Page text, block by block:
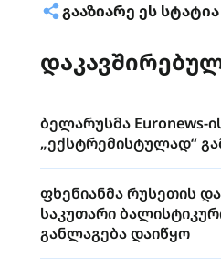
ᲒᲐᲐᲖᲘᲐᲠᲔ ᲔᲡ ᲡᲢᲐᲢᲘᲐ
ბელარუსმა Euronews-
„ექსტრემისტულად“
ფხენიანმა რუსეთის
საკუთარი
განლაგება დაიწყო